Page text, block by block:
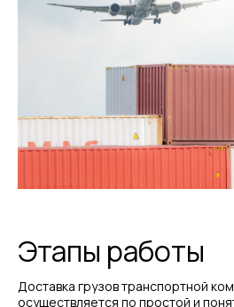
Этапы работы
Доставка грузов транспортной
осуществляется по простой и